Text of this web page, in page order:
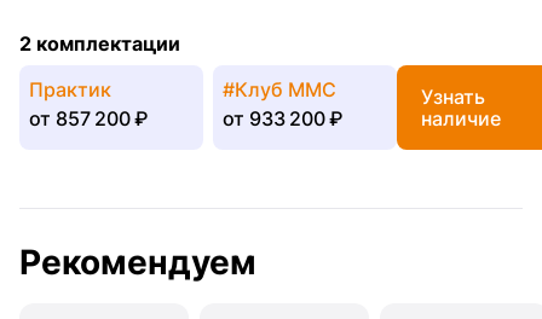
2 комплектации
Практик
от 857 200 ₽
#Клуб ММС
от 933 200 ₽
Узнать
наличие
Рекомендуем